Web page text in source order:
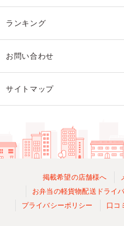
ランキング
お問い合わせ
サイトマップ
掲載希望の店舗様へ
お弁当の軽貨物配送ドライ
プライバシーポリシー
口コ